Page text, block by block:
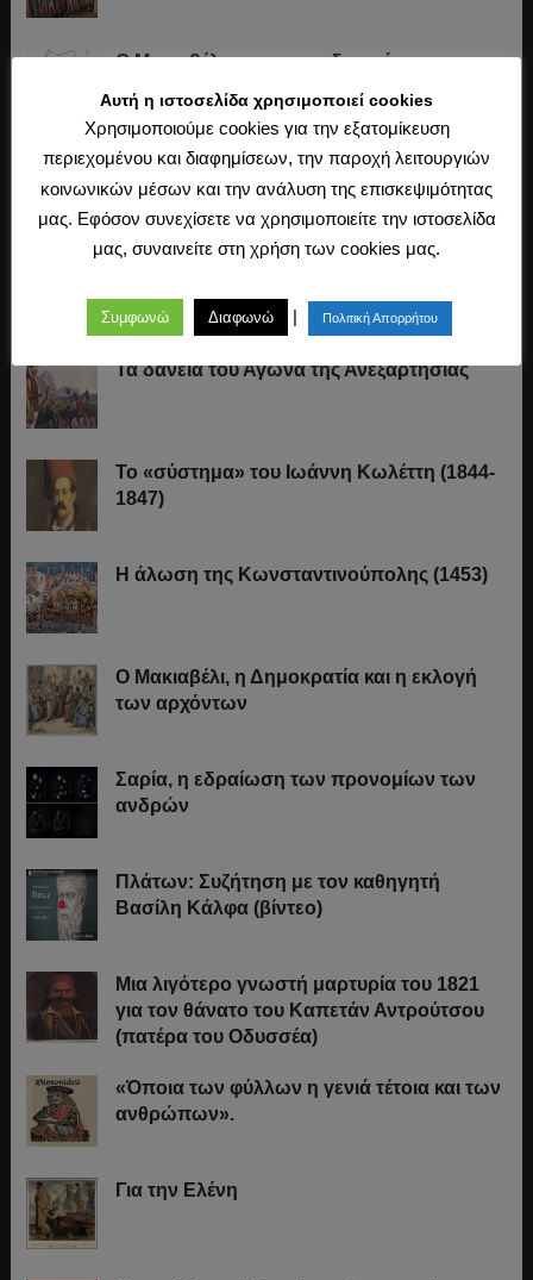
O Μακιαβέλι για την «ουδετερότητα» στον
συμμαχίες
«Άχθος αρούρης»
Τα δάνεια του Αγώνα της Ανεξαρτησίας
Το «σύστημα» του Ιωάννη Κωλέττη (1844-
1847)
Η άλωση της Κωνσταντινούπολης (1453)
Ο Μακιαβέλι, η Δημοκρατία και η εκλογή
των αρχόντων
Σαρία, η εδραίωση των προνομίων των
ανδρών
Πλάτων: Συζήτηση με τον καθηγητή
Βασίλη Κάλφα (βίντεο)
Μια λιγότερο γνωστή μαρτυρία του 1821
για τον θάνατο του Καπετάν Αντρούτσου
(πατέρα του Οδυσσέα)
«Όποια των φύλλων η γενιά τέτοια και των
ανθρώπων».
Για την Ελένη
Αυτή η ιστοσελίδα χρησιμοποιεί cookies
Χρησιμοποιούμε cookies για την εξατομίκευση
περιεχομένου και διαφημίσεων, την παροχή λειτουργιών
κοινωνικών μέσων και την ανάλυση της επισκεψιμότητας
μας. Εφόσον συνεχίσετε να χρησιμοποιείτε την ιστοσελίδα
μας, συναινείτε στη χρήση των cookies μας.
Συμφωνώ Διαφωνώ | Πολιτική Απορρήτου